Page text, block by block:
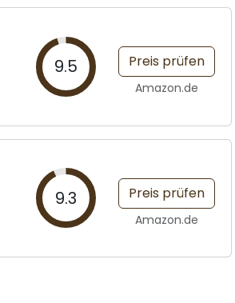
9.5 Preis prüfen
Amazon.de
9.3 Preis prüfen
Amazon.de